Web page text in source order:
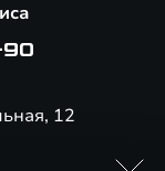
90
12